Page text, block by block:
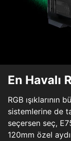
En Havalı
RGB ışıklarının
sistemlerine de
seçersen seç,
120mm özel